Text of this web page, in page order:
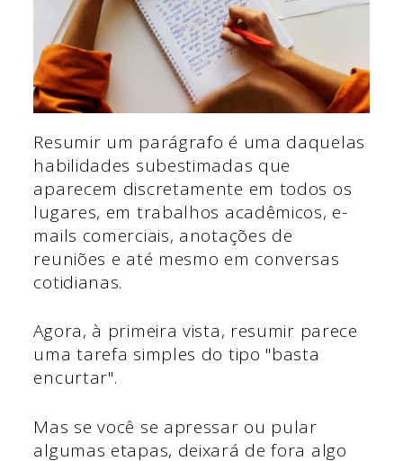
Resumir um parágrafo é uma daquelas
habilidades subestimadas que
aparecem discretamente em todos os
lugares, em trabalhos acadêmicos, e-
mails comerciais, anotações de
reuniões e até mesmo em conversas
cotidianas.
Agora, à primeira vista, resumir parece
uma tarefa simples do tipo "basta
encurtar".
Mas se você se apressar ou pular
algumas etapas, deixará de fora algo